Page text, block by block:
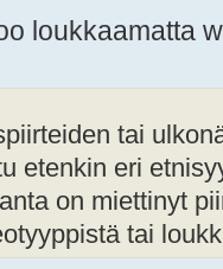
loukkaamatta
tai
etenkin eri
on miettinyt
tai